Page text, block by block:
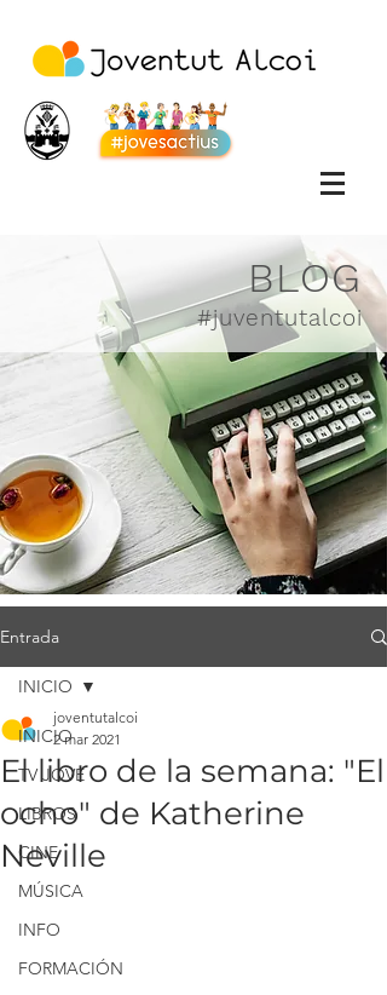
BLOG
#juventutalcoi
Entrada
INICIO
TV JOVE
LIBROS
CINE
MÚSICA
INFO
FORMACIÓN
INICIO
El libro de la semana: "El
ocho" de Katherine
Neville
joventutalcoi
2 mar 2021